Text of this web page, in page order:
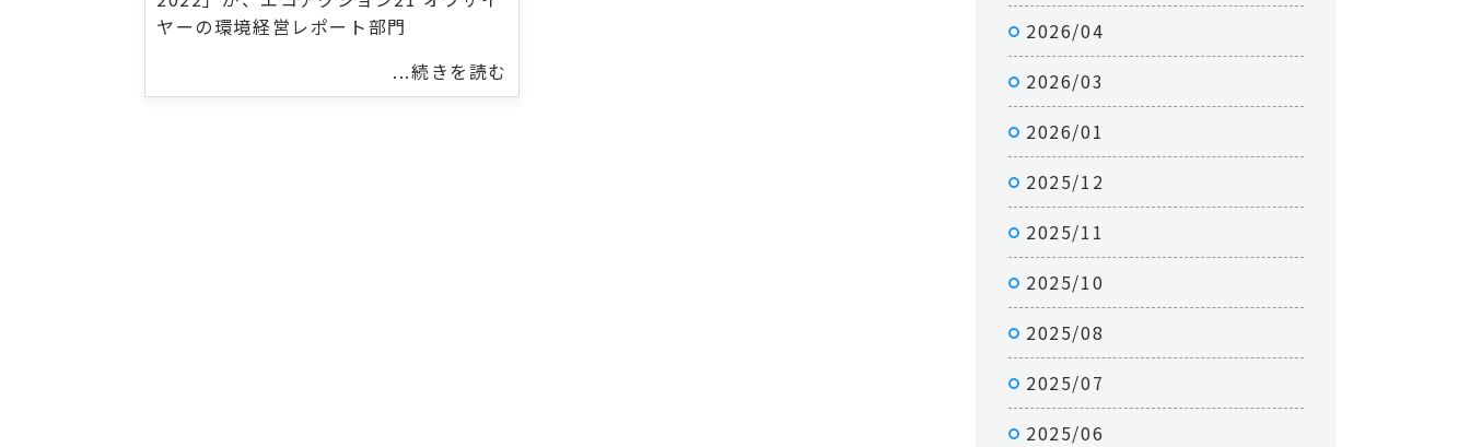
ヤーの環境経営レポート部門
...続きを読む
2026/04
2026/03
2026/01
2025/12
2025/11
2025/10
2025/08
2025/07
2025/06